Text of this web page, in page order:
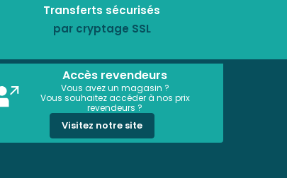
Transferts sécurisés
par cryptage SSL
Accès revendeurs
Vous avez un magasin ?
Vous souhaitez accéder à nos prix
revendeurs ?
Visitez notre site